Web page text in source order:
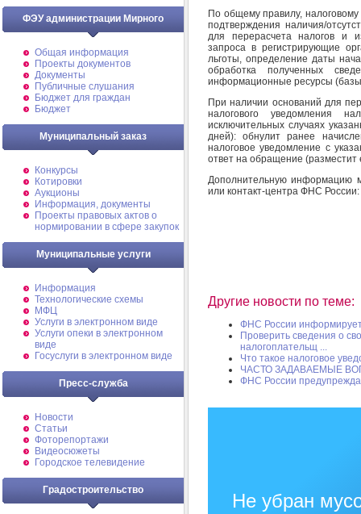
ФЭУ администрации Мирного
Общая информация
Проекты документов
Документы
Публичные слушания
Бюджет для граждан
Бюджет
Муниципальный заказ
Конкурсы
Котировки
Аукционы
Информация, документы
Проекты правовых актов о
нормировании в сфере закупок
Муниципальные услуги
Информация
Технологические схемы
МФЦ
Услуги в электронном виде
Услуги опеки в электронном
виде
Госуслуги в электронном виде
Пресс-служба
Новости
Статьи
Фоторепортажи
Видеосюжеты
Городское телевидение
Градостроительство
По общему правилу,
подтверждения наличия/
для перерасчета налогов и
запроса в регистрирующие
льготы, определение даты
обработка полученных
информационные ресурсы (базы
При наличии оснований для
налогового уведомления
исключительных случаях
дней): обнулит ранее
налоговое уведомление с
ответ на обращение (разместит
Дополнительную информацию
или контакт-центра ФНС
Другие новости по теме:
ФНС России
Проверить сведения о
налогоплательщ ...
Что такое налоговое
ЧАСТО ЗАДАВАЕМЫЕ
ФНС России
Не убран